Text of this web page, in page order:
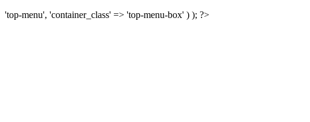
'top-menu', 'container_class' => 'top-menu-box' ) ); ?>